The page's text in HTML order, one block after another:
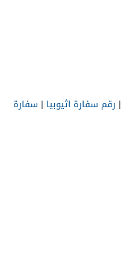
| رقم سفارة اثيوبيا | سفارة